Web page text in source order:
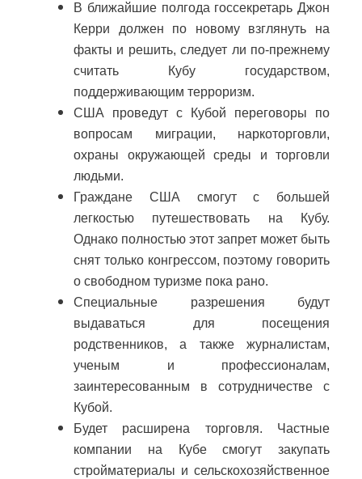
В ближайшие полгода госсекретарь Джон
Керри должен по новому взглянуть на
факты и решить, следует ли по-прежнему
считать Кубу государством,
поддерживающим терроризм.
США проведут с Кубой переговоры по
вопросам миграции, наркоторговли,
охраны окружающей среды и торговли
людьми.
Граждане США смогут с большей
легкостью путешествовать на Кубу.
Однако полностью этот запрет может быть
снят только конгрессом, поэтому говорить
о свободном туризме пока рано.
Специальные разрешения будут
выдаваться для посещения
родственников, а также журналистам,
ученым и профессионалам,
заинтересованным в сотрудничестве с
Кубой.
Будет расширена торговля. Частные
компании на Кубе смогут закупать
стройматериалы и сельскохозяйственное